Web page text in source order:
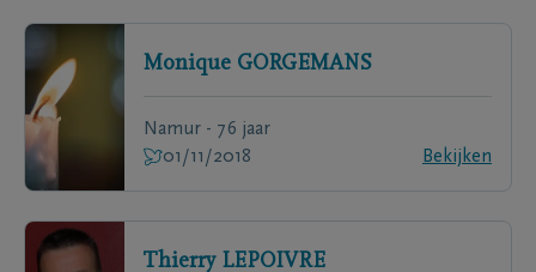
Monique GORGEMANS
Namur - 76 jaar
01/11/2018
Bekijken
Thierry LEPOIVRE